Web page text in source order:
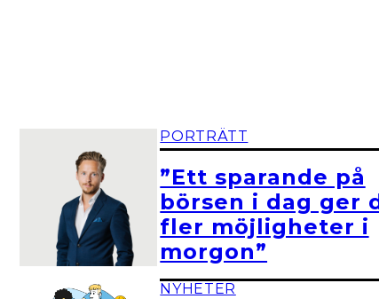
PORTRÄTT
”Ett sparande på
börsen i dag ger
fler möjligheter i
morgon”
NYHETER